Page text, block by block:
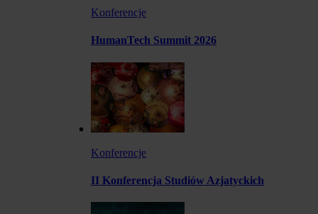
Konferencje
HumanTech Summit 2026
Konferencje
II Konferencja Studiów Azjatyckich